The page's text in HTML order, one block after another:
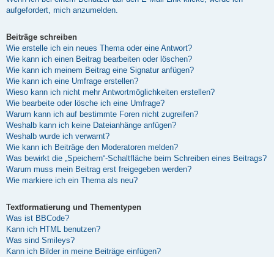
aufgefordert, mich anzumelden.
Beiträge schreiben
Wie erstelle ich ein neues Thema oder eine Antwort?
Wie kann ich einen Beitrag bearbeiten oder löschen?
Wie kann ich meinem Beitrag eine Signatur anfügen?
Wie kann ich eine Umfrage erstellen?
Wieso kann ich nicht mehr Antwortmöglichkeiten erstellen?
Wie bearbeite oder lösche ich eine Umfrage?
Warum kann ich auf bestimmte Foren nicht zugreifen?
Weshalb kann ich keine Dateianhänge anfügen?
Weshalb wurde ich verwarnt?
Wie kann ich Beiträge den Moderatoren melden?
Was bewirkt die „Speichern“-Schaltfläche beim Schreiben eines Beitrags?
Warum muss mein Beitrag erst freigegeben werden?
Wie markiere ich ein Thema als neu?
Textformatierung und Thementypen
Was ist BBCode?
Kann ich HTML benutzen?
Was sind Smileys?
Kann ich Bilder in meine Beiträge einfügen?